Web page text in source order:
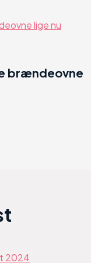
brændeovne